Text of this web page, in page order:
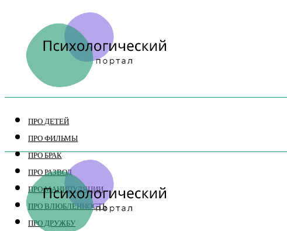
ПРО ДЕТЕЙ
ПРО ФИЛЬМЫ
ПРО БРАК
ПРО РАЗВОД
ПРО МАНИПУЛЯЦИИ
ПРО ВЛЮБЛЕННОСТЬ
ПРО ДРУЖБУ